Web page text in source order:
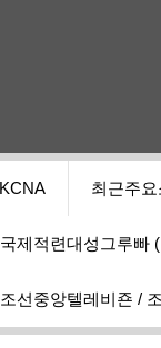
KCNA 최근주
국제적련대성그루빠
조선중앙텔레비죤 /